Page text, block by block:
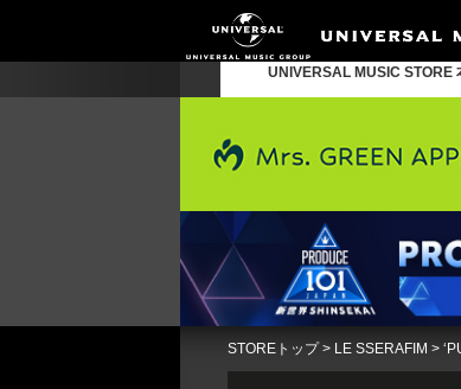
UNIVERSAL MUSIC
STOREトップ> LE SSERAFIM >